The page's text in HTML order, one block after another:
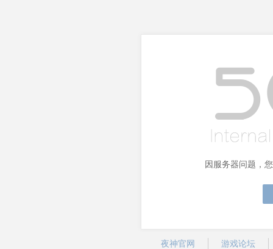
因服务器问题，
夜神官网 游戏论坛